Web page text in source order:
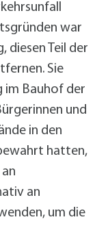
war
diesen Teil der
Sie
im Bauhof der
und
in den
hatten,
an
um die